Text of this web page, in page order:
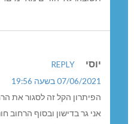
יוסי
REPLY
07/06/2021 בשעה 19:56
הפיתרון הקל זה לסגור את
אני גר בדישון ובסוף הרחוב